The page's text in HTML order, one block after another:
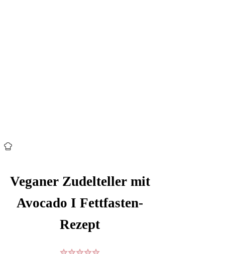
Veganer Zudelteller mit
Avocado I Fettfasten-
Rezept